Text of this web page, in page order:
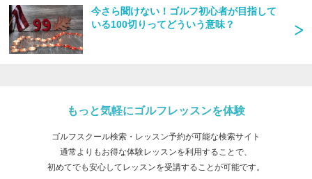
今さら聞けない！ゴルフ初心者が目指して
いる100切りってどういう意味？
もっと気軽にゴルフレッスンを体験
ゴルフスクール検索・レッスン予約が可能な検索サイト
通常よりもお得な体験レッスンを利用することで、
初めてでも安心してレッスンを受講することが可能です。